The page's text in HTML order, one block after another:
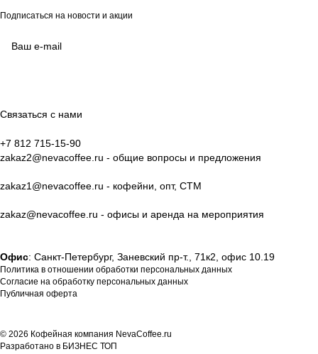
Подписаться на новости и акции
Связаться с нами
+7 812 715-15-90
zakaz2@nevacoffee.ru - общие вопросы и предложения
zakaz1@nevacoffee.ru - кофейни, опт, СТМ
zakaz@nevacoffee.ru - офисы и аренда на мероприятия
Офис: Санкт-Петербург, Заневский пр-т., 71к2, офис 10.19
Политика в отношении обработки персональных данных
Согласие на обработку персональных данных
Публичная оферта
© 2026 Кофейная компания NevaCoffee.ru
Разработано в БИЗНЕС ТОП